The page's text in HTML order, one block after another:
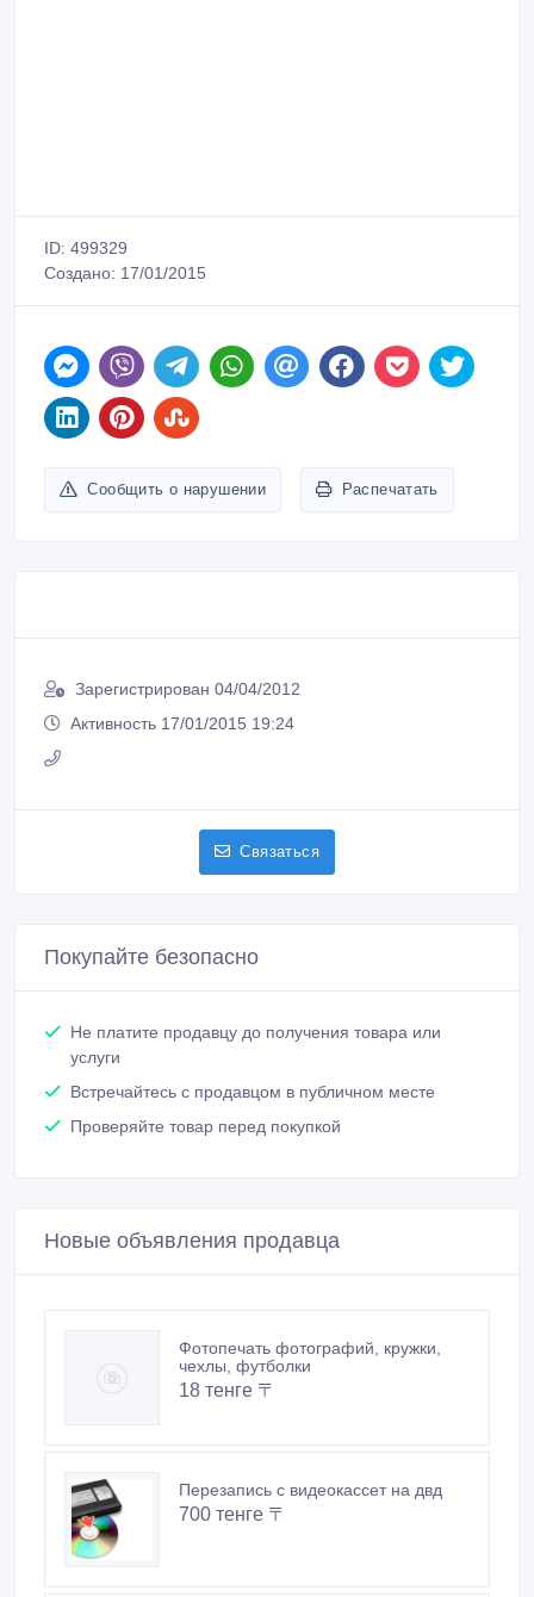
ID: 499329
Создано: 17/01/2015
Сообщить о нарушении Распечатать
Зарегистрирован 04/04/2012
Активность 17/01/2015 19:24
Связаться
Покупайте безопасно
Не платите продавцу до получения товара или
услуги
Встречайтесь с продавцом в публичном месте
Проверяйте товар перед покупкой
Новые объявления продавца
Фотопечать фотографий, кружки,
чехлы, футболки
18 тенге 〒
Перезапись с видеокассет на двд
700 тенге 〒